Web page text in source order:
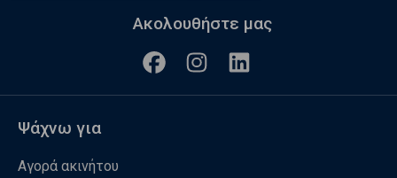
Ακολουθήστε μας
Ψάχνω για
Αγορά ακινήτου